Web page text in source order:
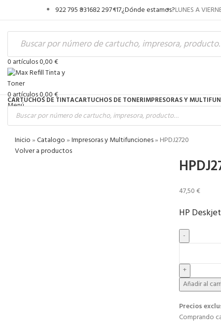
922 795 831682 297 117¿Dónde estamos?LUNES A
NOTICIASCONTACTA
Acceso / Registro
0 artículos0,00€
0artículos0,00€
Menú
CARTUCHOS DE TINTACARTUCHOS DE TONERIMPRESORAS Y
Inicio»Catalogo»Impresoras y Multifunciones» HPDJ2720
Volver a productos
47,50€
HP
Añadir al
Precios
Comprando